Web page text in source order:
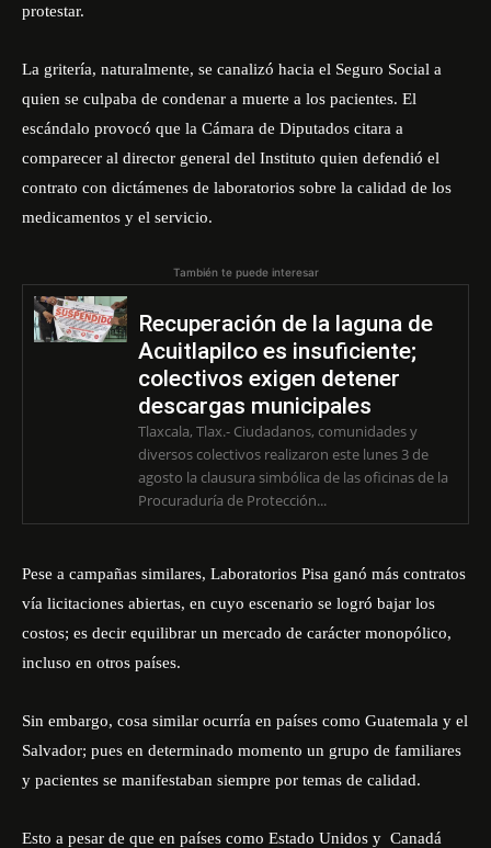
protestar.
La gritería, naturalmente, se canalizó hacia el Seguro Social a
quien se culpaba de condenar a muerte a los pacientes. El
escándalo provocó que la Cámara de Diputados citara a
comparecer al director general del Instituto quien defendió el
contrato con dictámenes de laboratorios sobre la calidad de los
medicamentos y el servicio.
También te puede interesar
Recuperación de la laguna de
Acuitlapilco es insuficiente;
colectivos exigen detener
descargas municipales
Tlaxcala, Tlax.- Ciudadanos, comunidades y
diversos colectivos realizaron este lunes 3 de
agosto la clausura simbólica de las oficinas de la
Procuraduría de Protección...
Pese a campañas similares, Laboratorios Pisa ganó más contratos
vía licitaciones abiertas, en cuyo escenario se logró bajar los
costos; es decir equilibrar un mercado de carácter monopólico,
incluso en otros países.
Sin embargo, cosa similar ocurría en países como Guatemala y el
Salvador; pues en determinado momento un grupo de familiares
y pacientes se manifestaban siempre por temas de calidad.
Esto a pesar de que en países como Estado Unidos y Canadá